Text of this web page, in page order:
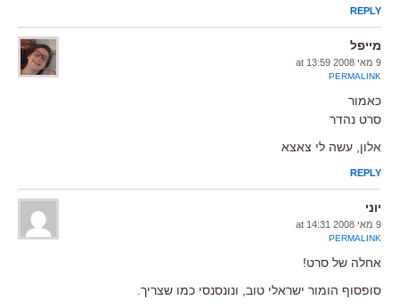
REPLY
מייפל
9 מאי 2008 at 13:59
PERMALINK
כאמור
סרט נהדר
אלון, עשה לי צאצא
REPLY
יוני
9 מאי 2008 at 14:31
PERMALINK
אחלה של סרט!
סופסוף הומור ישראלי טוב, ונונסנסי כמו שצריך.